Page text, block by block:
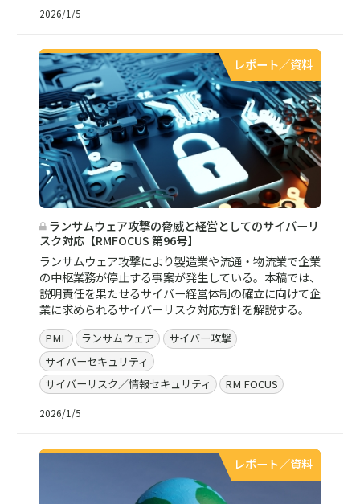
2026/1/5
レポート／資料
ランサムウェア攻撃の脅威と経営としてのサイバーリ
スク対応【RMFOCUS 第96号】
ランサムウェア攻撃により製造業や流通・物流業で企業
の中枢業務が停止する事案が発生している。本稿では、
説明責任を果たせるサイバー経営体制の確立に向けて企
業に求められるサイバーリスク対応方針を解説する。
PML ランサムウェア
サイバー攻撃
サイバーセキュリティ
サイバーリスク／情報セキュリティ
RM FOCUS
2026/1/5
レポート／資料